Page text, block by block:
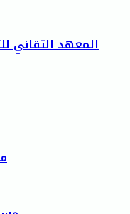
المعهد التقاني